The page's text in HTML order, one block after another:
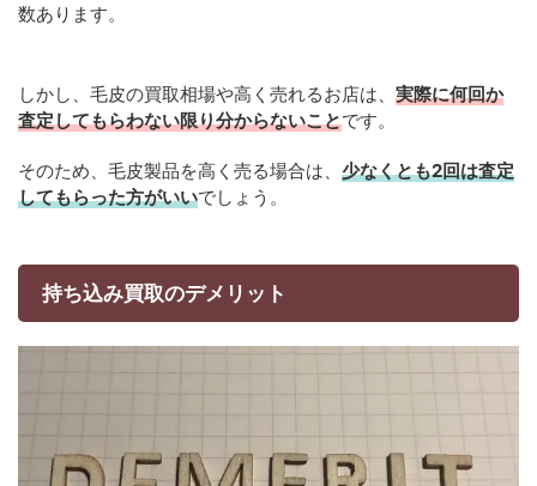
数あります。
しかし、毛皮の買取相場や高く売れるお店は、 実際に何回か
査定してもらわない限り分からないことです。
そのため、毛皮製品を高く売る場合は、 少なくとも2回は査定
してもらった方がいいでしょう。
持ち込み買取のデメリット